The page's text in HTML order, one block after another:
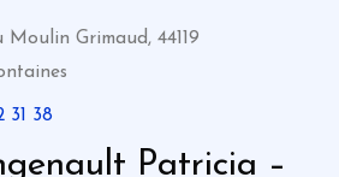
Grimaud, 44119
31 38
Patricia –